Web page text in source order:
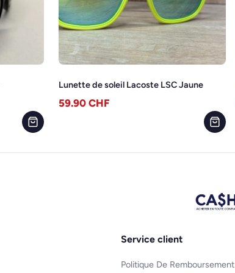
Lunette de soleil Lacoste LSC Jaune
59.90 CHF
Service client
Politique De Remboursement